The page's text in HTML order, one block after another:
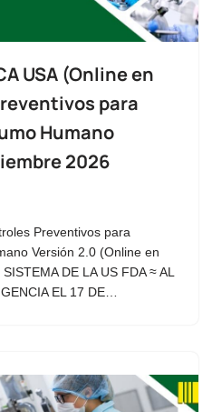
USA (Online en
para
Humano
2026
Preventivos para
Versión 2.0 (Online en
DE LA US FDA ≈ AL
EL 17 DE…